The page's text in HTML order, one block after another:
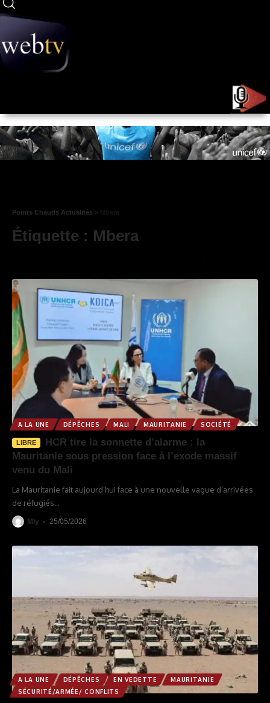
Points Chauds Actualités >
Étiquette : Mbera
A LA UNE DÉPÊCHES MALI MAURITANIE SOCIÉTÉ
LIBRE
HCR tire la sonnette d’alarme : la
Mauritanie sous pression face à l’exode massif
venu du Mali
La Mauritanie fait aujourd’hui face à une nouvelle vague d’arrivées
de réfugiés…
Mly 25/05/2026
A LA UNE DÉPÊCHES EN VEDETTE
MAURITANIE
SÉCURITÉ/ARMÉE/ CONFLITS